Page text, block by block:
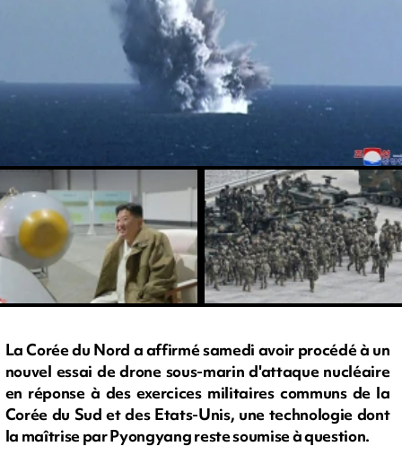
La Corée du Nord a affirmé samedi avoir procédé à un
nouvel essai de drone sous-marin d'attaque nucléaire
en réponse à des exercices militaires communs de la
Corée du Sud et des Etats-Unis, une technologie dont
la maîtrise par Pyongyang reste soumise à question.